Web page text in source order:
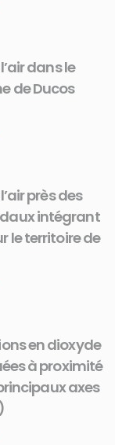
dans le
de Ducos
près des
intégrant
le territoire de
en dioxyde
à proximité
axes